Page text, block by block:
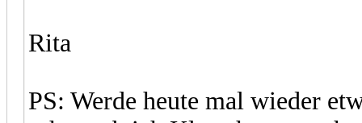
Rita
PS: Werde heute mal wieder